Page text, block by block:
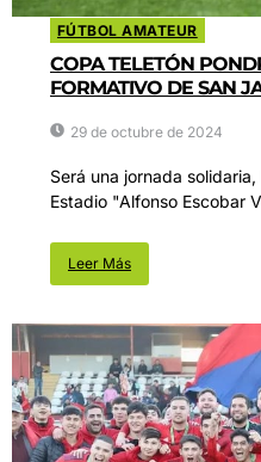
FÚTBOL AMATEUR
COPA TELETÓN
FORMATIVO DE SAN
29 de octubre de 2024
Será una jornada
Estadio "Alfonso Escobar
Leer Más